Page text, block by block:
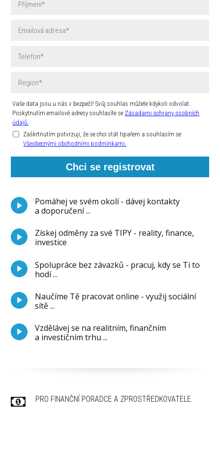
Vaše data jsou u nás v bezpečí! Svůj souhlas můžete kdykoli odvolat.
Poskytnutím emailové adresy souhlasíte se Zásadami ochrany osobních
údajů.
Zaškrtnutím potvrzuji, že se chci stát tipařem a souhlasím se
Všeobecnými obchodními podmínkami.
Chci se registrovat
Pomáhej ve svém okolí - dávej kontakty
a doporučení ...
Získej odměny za své TIPY - reality, finance,
investice
Spolupráce bez závazků - pracuj, kdy se Ti to
hodí ...
Naučíme Tě pracovat online - využij sociální
sítě ...
Vzdělávej se na realitním, finančním
a investičním trhu ...
PRO FINANČNÍ PORADCE A ZPROSTŘEDKOVATELE